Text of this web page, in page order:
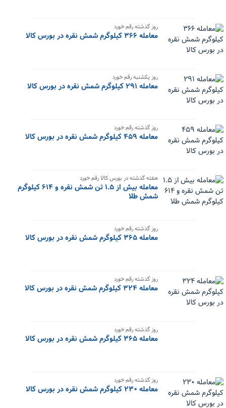
روز گذشته رقم خورد
معامله ۳۶۶ کیلوگرم شمش نقره در بورس کالا
روز یکشنبه رقم خورد
معامله ۲۹۱ کیلوگرم شمش نقره در بورس کالا
روز گذشته رقم خورد
معامله ۴۵۹ کیلوگرم شمش نقره در بورس کالا
هفته گذشته در بورس کالا رقم خورد
معامله بیش از ۱.۵ تن شمش نقره و ۶۱۴ کیلوگرم
شمش طلا
روز گذشته رقم خورد
معامله ۳۶۵ کیلوگرم شمش نقره در بورس کالا
روز گذشته رقم خورد
معامله ۳۲۴ کیلوگرم شمش نقره در بورس کالا
روز گذشته رقم خورد
معامله ۳۶۵ کیلوگرم شمش نقره در بورس کالا
روز گذشته رقم خورد
معامله ۲۳۰ کیلوگرم شمش نقره در بورس کالا